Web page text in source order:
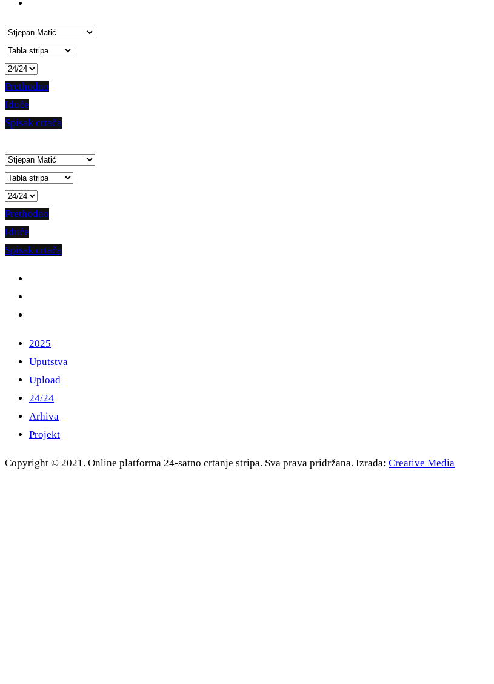
Prethodno
Iduće
Spisak crtača
Prethodno
Iduće
Spisak crtača
2025
Uputstva
Upload
24/24
Arhiva
Projekt
Copyright © 2021. Online platforma 24-satno crtanje stripa. Sva prava pridržana. Izrada: Creative Media